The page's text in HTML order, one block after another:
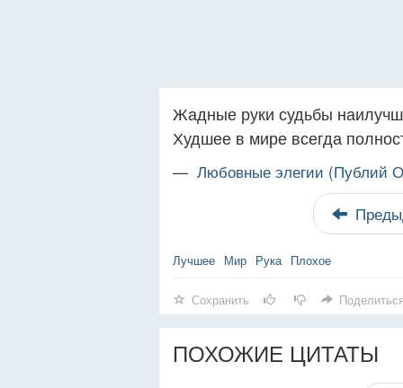
Жадные руки судьбы
Худшее в мире всегда
— Любовные элегии (Публий
Лучшее Мир Рука Плохое
Сохранить Поделиться
ПОХОЖИЕ ЦИТАТЫ